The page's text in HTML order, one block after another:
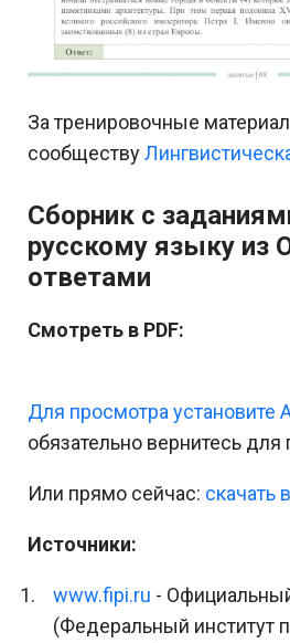
За тренировочные
сообществу
Сборник с
русскому языку
ответами
Смотреть в PDF:
Для просмотра установите
обязательно вернитесь
Или прямо сейчас: cкачать
Источники:
www.fipi.ru -
(Федеральный институт